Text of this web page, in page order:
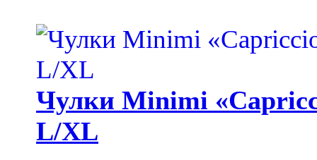
Чулки Minimi
L/XL